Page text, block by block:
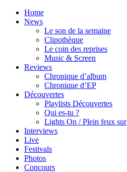
Home
News
Le son de la semaine
Clipothèque
Le coin des reprises
Music & Screen
Reviews
Chronique d’album
Chronique d’EP
Découvertes
Playlists Découvertes
Qui es-tu ?
Lights On / Plein feux sur
Interviews
Live
Festivals
Photos
Concours